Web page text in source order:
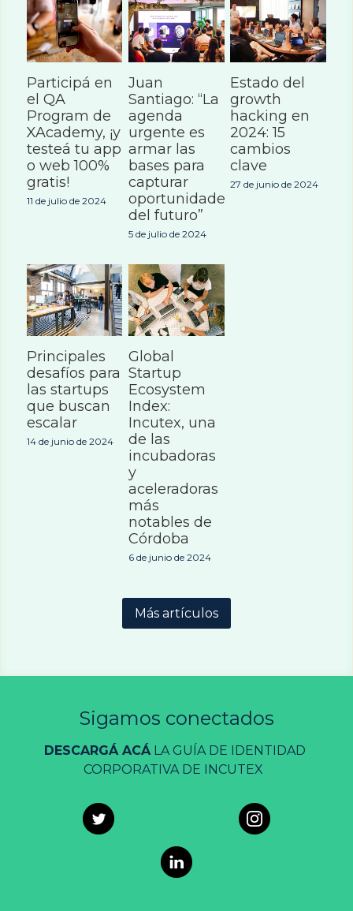
Participá en
el QA
Program de
XAcademy, ¡y
testeá tu app
o web 100%
gratis!
11 de julio de 2024
Juan
Santiago: “La
agenda
urgente es
armar las
bases para
capturar
oportunidades
del futuro”
5 de julio de 2024
Estado del
growth
hacking en
2024: 15
cambios
clave
27 de junio de 2024
Principales
desafíos para
las startups
que buscan
escalar
14 de junio de 2024
Global
Startup
Ecosystem
Index:
Incutex, una
de las
incubadoras
y
aceleradoras
más
notables de
Córdoba
6 de junio de 2024
Más artículos
Sigamos conectados
DESCARGÁ ACÁ LA GUÍA DE IDENTIDAD
CORPORATIVA DE INCUTEX